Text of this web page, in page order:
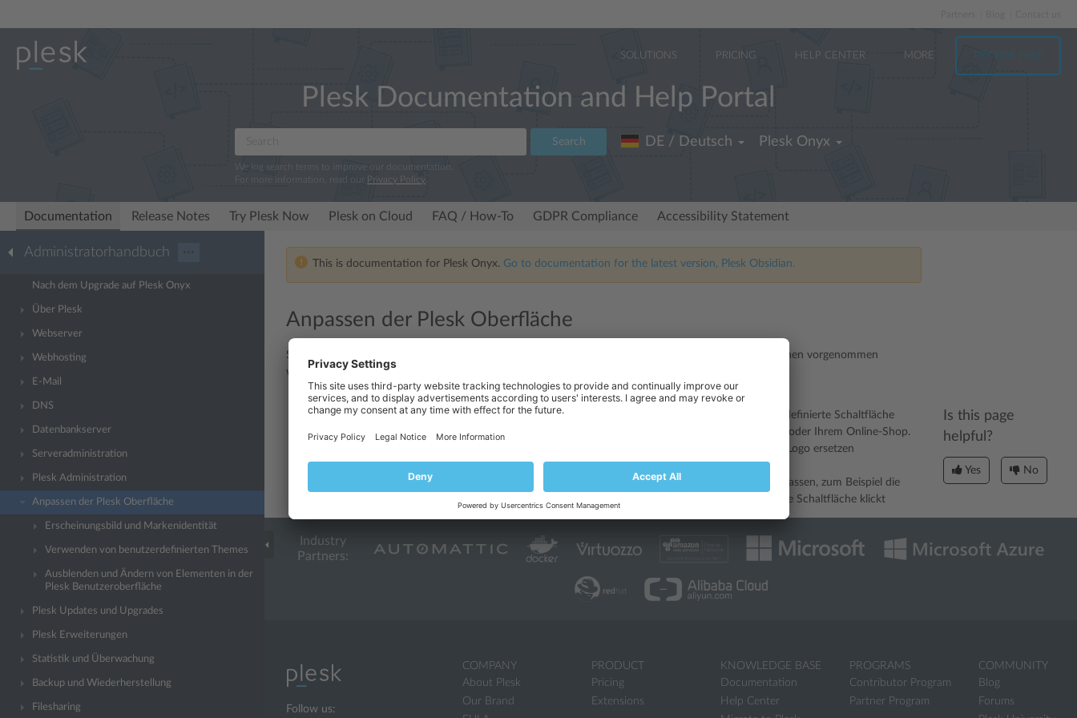
Partners
SOLUTIONS PRICING HELP CENTER MORE TRY FOR FREE
Plesk Documentation and Help Portal
Search
We log search terms to improve our documentation.
For more information, read our Privacy Policy
DE / Deutsch Plesk Onyx
Documentation Release Notes Try Plesk Now Plesk on Cloud FAQ / How-To GDPR Compliance Accessibility Statement
Administratorhandbuch ···
Nach dem Upgrade auf Plesk Onyx
Über Plesk
Webserver
Webhosting
E-Mail
DNS
Datenbankserver
Serveradministration
Plesk Administration
Anpassen der Plesk Oberfläche
Erscheinungsbild und Markenidentität
Verwenden von benutzerdefinierten Themes
Ausblenden und Ändern von Elementen in der
Plesk Benutzeroberfläche
Plesk Updates und Upgrades
Plesk Erweiterungen
Statistik und Überwachung
Backup und Wiederherstellung
Filesharing
This is documentation for Plesk Onyx. Go to documentation for the latest version, Plesk Obsidian.
Anpassen der Plesk Oberfläche
Sie können Plesk mithilfe einiger Optionen zur Anpassung personalisieren. Folgende Einstellungen können vorgenommen
werden:
Standardsprache der Oberflächefür den Administrator ändern
Benutzerdefinierte Schaltflächenin der Plesk Oberfläche hinzufügen. Nutzer, die auf eine benutzerdefinierte Schaltfläche
klicken, werden zu einer festgelegten Webpage weitergeleitet, zum Beispiel zu Ihrer Helpdesk-Seite oder Ihrem Online-Shop.
oben links durch ein benutzerdefiniertes Logo ersetzen
Theme in Plesk anpassen
, zum Beispiel Farben ändern oder Stockfotos durch eigene Fotos ersetzen
Bestimmte Steuerelemente aus der Plesk Oberfläche entfernen
oder die verknüpften Aktionen anpassen, zum Beispiel die
URL der Webpage ändern, die in einem Browser geöffnet wird, wenn ein Nutzer auf eine bestimmte Schaltfläche klickt
Is this page
helpful?
Yes No
Industry
Partners:
Follow us:
COMPANY
About Plesk
Our Brand
PRODUCT
Pricing
Extensions
KNOWLEDGE BASE
Documentation
Help Center
PROGRAMS
Contributor Program
Partner Program
COMMUNITY
Blog
Forums